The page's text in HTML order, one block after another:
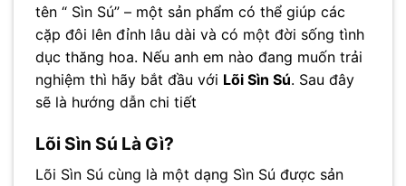
tên “ Sìn Sú” – một sản phẩm có thể giúp các
cặp đôi lên đỉnh lâu dài và có một đời sống tình
dục thăng hoa. Nếu anh em nào đang muốn trải
nghiệm thì hãy bắt đầu với Lõi Sìn Sú. Sau đây
sẽ là hướng dẫn chi tiết
Lõi Sìn Sú Là Gì?
Lõi Sìn Sú cùng là một dạng Sìn Sú được sản